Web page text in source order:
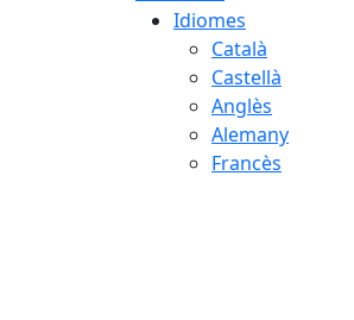
Idiomes
Català
Castellà
Anglès
Alemany
Francès